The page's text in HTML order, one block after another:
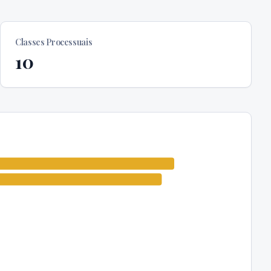
Classes Processuais
10